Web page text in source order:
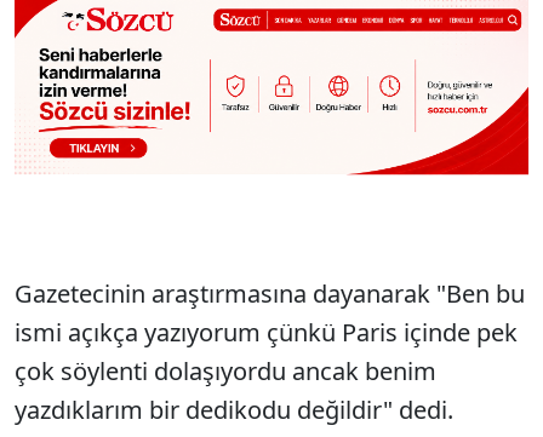
Gazetecinin araştırmasına dayanarak "Ben bu
ismi açıkça yazıyorum çünkü Paris içinde pek
çok söylenti dolaşıyordu ancak benim
yazdıklarım bir dedikodu değildir" dedi.